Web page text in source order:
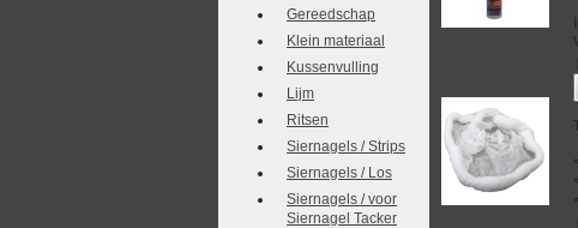
Gereedschap
Klein materiaal
Kussenvulling
Lijm
Ritsen
Siernagels / Strips
Siernagels / Los
Siernagels / voor
Siernagel Tacker